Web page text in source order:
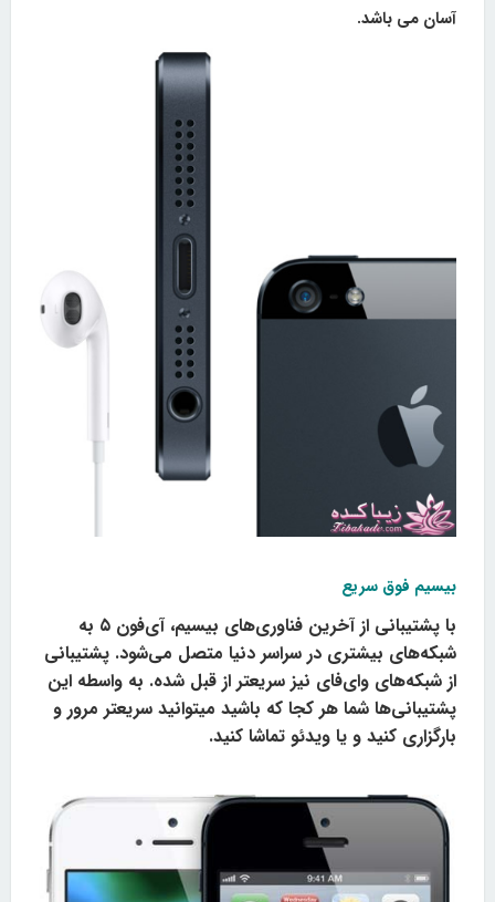
آسان می باشد.
بیسیم فوق سریع
با پشتیبانی از آخرین فناوری‌های بیسیم، آی‌فون ۵ به
شبکه‌های بیشتری در سراسر دنیا متصل می‌شود. پشتیبانی
از شبکه‌های وای‌فای نیز سریعتر از قبل شده. به واسطه این
پشتیبانی‌ها شما هر کجا که باشید میتوانید سریعتر مرور و
بارگزاری کنید و یا ویدئو تماشا کنید.